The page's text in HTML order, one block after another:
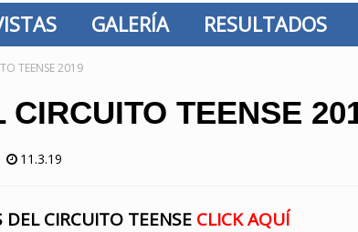
GALERÍA RESULTADOS
TEENSE 2019
CIRCUITO TEENSE
11.3.19
DEL CIRCUITO TEENSE CLICK AQUÍ